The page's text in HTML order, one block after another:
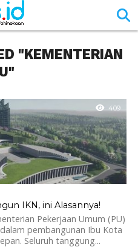
"KEMENTERIAN
409
IKN, ini Alasannya!
Pekerjaan Umum (PU)
pembangunan Ibu Kota
Seluruh tanggung...